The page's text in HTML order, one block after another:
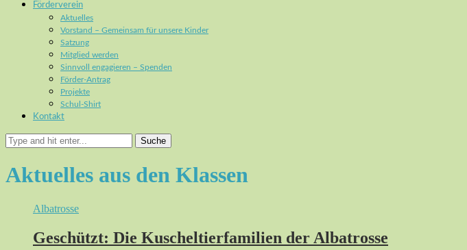
Förderverein
Aktuelles
Vorstand – Gemeinsam für unsere Kinder
Satzung
Mitglied werden
Sinnvoll engagieren – Spenden
Förder-Antrag
Projekte
Schul-Shirt
Kontakt
Suche
Aktuelles aus den Klassen
Albatrosse
Geschützt: Die Kuscheltierfamilien der Albatrosse